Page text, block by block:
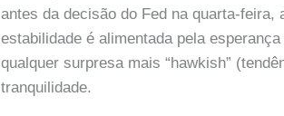
antes da decisão do Fed na quarta-
estabilidade é alimentada pela
qualquer surpresa mais “hawkish”
tranquilidade.